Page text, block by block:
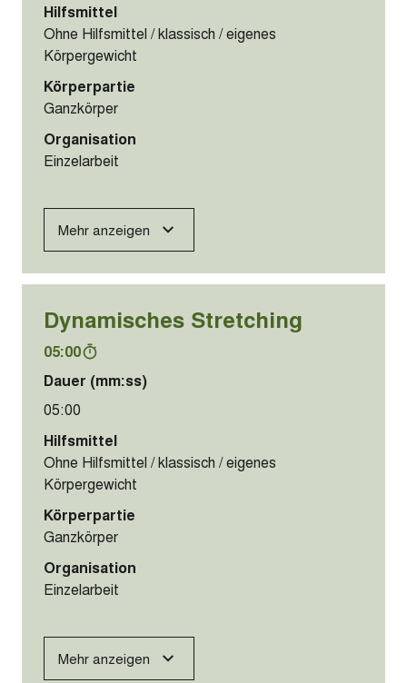
Hilfsmittel
Ohne Hilfsmittel / klassisch / eigenes
Körpergewicht
Körperpartie
Ganzkörper
Organisation
Einzelarbeit
Mehr anzeigen
Dynamisches Stretching
05:00
Dauer (mm:ss)
05:00
Hilfsmittel
Ohne Hilfsmittel / klassisch / eigenes
Körpergewicht
Körperpartie
Ganzkörper
Organisation
Einzelarbeit
Mehr anzeigen